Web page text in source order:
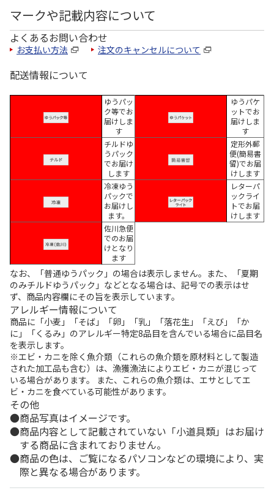
マークや記載内容について
よくあるお問い合わせ
お支払い方法 注文のキャンセルについて
配送情報について
ゆうパッ
ク等でお
届けしま
す
ゆうパケ
ットでお
届けしま
す
チルドゆ
うパック
でお届け
します
定形外郵
便(簡易書
留)でお届
けします
冷凍ゆう
パックで
お届けし
ます。
レターパ
ックライ
トでお届
けします
佐川急便
でのお届
けとなり
ます
なお、「普通ゆうパック」の場合は表示しません。また、「夏期
のみチルドゆうパック」などとなる場合は、記号での表示はせ
ず、商品内容欄にその旨を表示しています。
アレルギー情報について
商品に「小麦」「そば」「卵」「乳」「落花生」「えび」「か
に」「くるみ」のアレルギー特定8品目を含んでいる場合に品目名
を表示します。
※エビ・カニを除く魚介類（これらの魚介類を原材料として製造
された加工品も含む）は、漁獲漁法によりエビ・カニが混じって
いる場合があります。 また、これらの魚介類は、エサとしてエ
ビ・カニを食べている可能性があります。
その他
商品写真はイメージです。
商品内容として記載されていない「小道具類」はお届け
する商品に含まれておりません。
商品の色は、ご覧になるパソコンなどの環境により、実
際と異なる場合があります。